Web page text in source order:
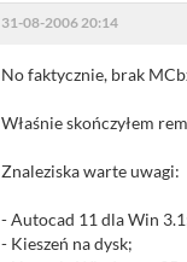
31-08-2006 20:14
No faktycznie, brak
Właśnie skończyłem
Znaleziska warte uwagi:
- Autocad 11 dla Win
- Kieszeń na dysk;